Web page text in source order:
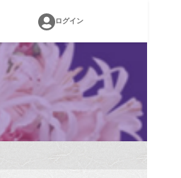
ログイン